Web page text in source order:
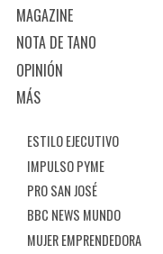
MAGAZINE
NOTA DE TANO
OPINIÓN
MÁS
ESTILO EJECUTIVO
IMPULSO PYME
PRO SAN JOSÉ
BBC NEWS MUNDO
MUJER EMPRENDEDORA